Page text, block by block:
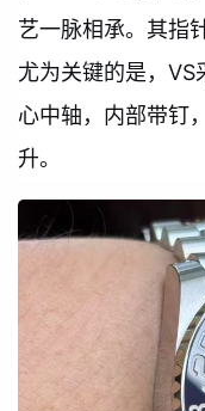
艺一脉相承。其指
尤为关键的是，VS
心中轴，内部带钉
升。